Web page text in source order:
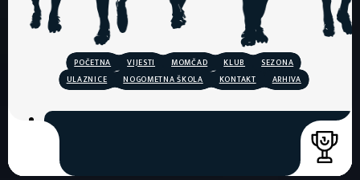
POČETNA VIJESTI MOMČAD KLUB
SEZONA
ULAZNICE
NOGOMETNA ŠKOLA KONTAKT ARHIVA